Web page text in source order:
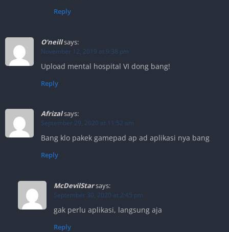
Reply
O'neillsays:
November 12, 2019 at 9:38 pm
Upload mental hospital VI dong bang!
Reply
Afrizalsays:
September 29, 2020 at 11:52 am
Bang klo pakek gamepad ap ad aplikasi nya bang
Reply
McDevilStarsays:
September 30, 2020 at 2:45 pm
gak perlu aplikasi, langsung aja
Reply